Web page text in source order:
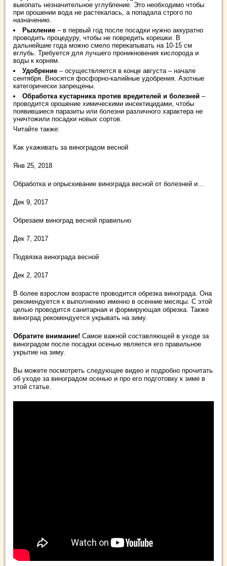
выкопать незначительное углубление. Это необходимо чтобы
при орошении вода не растекалась, а попадала строго по
назначению.
Рыхление – в первый год после посадки нужно аккуратно
проводить процедуру, чтобы не повредить корешки. В
дальнейшие года можно смело перекапывать на 10-15 см
вглубь. Требуется для лучшего проникновения кислорода и
воды к корням.
Удобрение – осуществляется в конце августа – начале
сентября. Вносятся фосфорно-калийные удобрения. Азотные
категорически запрещены.
Обработка кустарника против вредителей и болезней –
проводится орошение химическими инсектицидами, чтобы
появившиеся паразиты или болезни различного характера не
уничтожили посадки новых сортов.
Читайте также:
Как ухаживать за виноградом весной
Янв 25, 2018
Обработка и опрыскивание винограда весной от болезней и…
Дек 9, 2017
Обрезаем виноград весной правильно
Дек 7, 2017
Подвязка винограда весной
Дек 2, 2017
В более взрослом возрасте проводится обрезка винограда. Она
рекомендуется к выполнению именно в осенние месяцы. С этой
целью проводится санитарная и формирующая обрезка. Также
виноград рекомендуется укрывать на зиму.
Обратите внимание! Самое важной составляющей в уходе за
виноградом после посадки осенью является его правильное
укрытие на зиму.
Вы можете посмотреть следующее видео и подробно прочитать
об уходе за виноградом осенью и про его подготовку к зиме в
этой статье.